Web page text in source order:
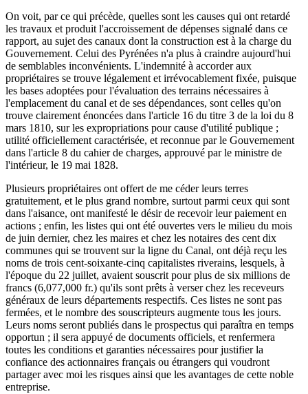
On voit, par ce qui précède, quelles sont les causes qui ont retardé
les travaux et produit l'accroissement de dépenses signalé dans ce
rapport, au sujet des canaux dont la construction est à la charge du
Gouvernement. Celui des Pyrénées n'a plus à craindre aujourd'hui
de semblables inconvénients. L'indemnité à accorder aux
propriétaires se trouve légalement et irrévocablement fixée, puisque
les bases adoptées pour l'évaluation des terrains nécessaires à
l'emplacement du canal et de ses dépendances, sont celles qu'on
trouve clairement énoncées dans l'article 16 du titre 3 de la loi du 8
mars 1810, sur les expropriations pour cause d'utilité publique ;
utilité officiellement caractérisée, et reconnue par le Gouvernement
dans l'article 8 du cahier de charges, approuvé par le ministre de
l'intérieur, le 19 mai 1828.
Plusieurs propriétaires ont offert de me céder leurs terres
gratuitement, et le plus grand nombre, surtout parmi ceux qui sont
dans l'aisance, ont manifesté le désir de recevoir leur paiement en
actions ; enfin, les listes qui ont été ouvertes vers le milieu du mois
de juin dernier, chez les maires et chez les notaires des cent dix
communes qui se trouvent sur la ligne du Canal, ont déjà reçu les
noms de trois cent-soixante-cinq capitalistes riverains, lesquels, à
l'époque du 22 juillet, avaient souscrit pour plus de six millions de
francs (6,077,000 fr.) qu'ils sont prêts à verser chez les receveurs
généraux de leurs départements respectifs. Ces listes ne sont pas
fermées, et le nombre des souscripteurs augmente tous les jours.
Leurs noms seront publiés dans le prospectus qui paraîtra en temps
opportun ; il sera appuyé de documents officiels, et renfermera
toutes les conditions et garanties nécessaires pour justifier la
confiance des actionnaires français ou étrangers qui voudront
partager avec moi les risques ainsi que les avantages de cette noble
entreprise.